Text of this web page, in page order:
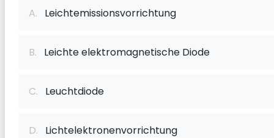
A. Leichtemissionsvorrichtung
B. Leichte elektromagnetische Diode
C. Leuchtdiode
D. Lichtelektronenvorrichtung